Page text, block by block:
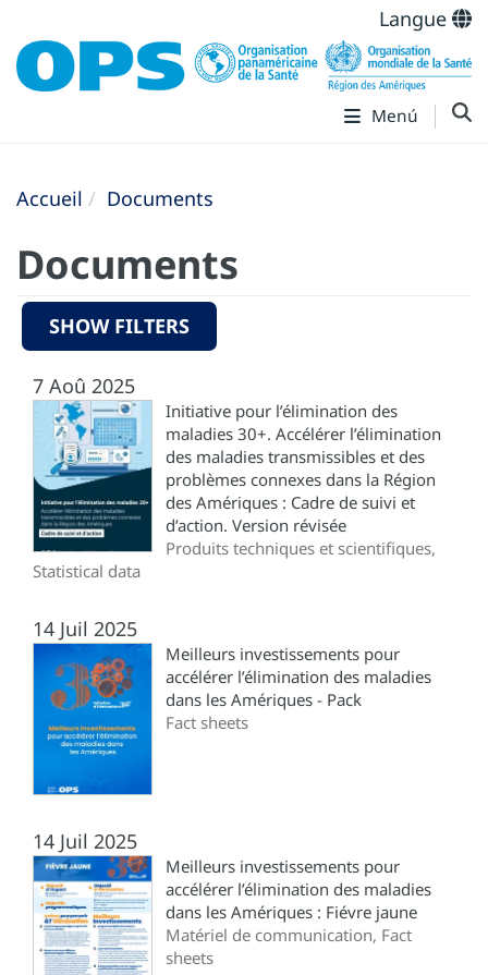
Langue
Menú
Accueil Documents
Documents
SHOW FILTERS
7 Aoû 2025
Initiative pour l’élimination des
maladies 30+. Accélérer l’élimination
des maladies transmissibles et des
problèmes connexes dans la Région
des Amériques : Cadre de suivi et
d’action. Version révisée
Produits techniques et scientifiques,
Statistical data
14 Juil 2025
Meilleurs investissements pour
accélérer l’élimination des maladies
dans les Amériques - Pack
Fact sheets
14 Juil 2025
Meilleurs investissements pour
accélérer l’élimination des maladies
dans les Amériques : Fiévre jaune
Matériel de communication, Fact
sheets